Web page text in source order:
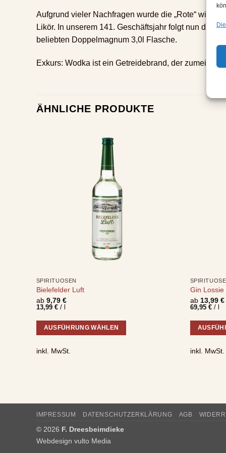
Aufgrund vieler Nachfragen wurde die „Rote“
Likör. In unserem 141. Geschäftsjahr folgt nun die
beliebten Doppelmagnum 3,0l Flasche.
Exkurs: Wodka ist ein Getreidebrand, der zumeist
ÄHNLICHE PRODUKTE
SPIRITUOSEN
Bielefelder Luft
ab 9,79 €
13,99 €/
AUSFÜHRUNG WÄHLEN
Produkt
können
auf
inkl. MwSt.
Gin Lossie
ab 13,99 €
69,95 €/
Produkt
inkl. MwSt.
IMPRESSUM DATENSCHUTZERKLÄRUNG AGB
© 2026 F. Dreesbeimdieke
Webdesign vulto Media